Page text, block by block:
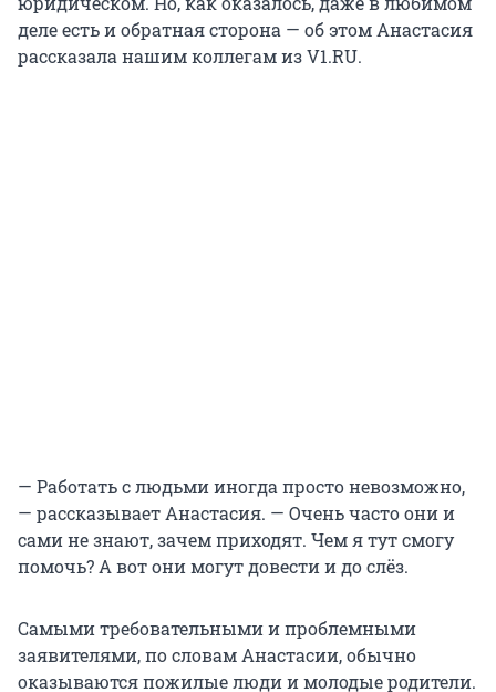
деле есть и обратная сторона — об этом Анастасия
рассказала нашим коллегам из V1.RU.
— Работать с людьми иногда просто невозможно,
— рассказывает Анастасия. — Очень часто они и
сами не знают, зачем приходят. Чем я тут смогу
помочь? А вот они могут довести и до слёз.
Самыми требовательными и проблемными
заявителями, по словам Анастасии, обычно
оказываются пожилые люди и молодые родители.